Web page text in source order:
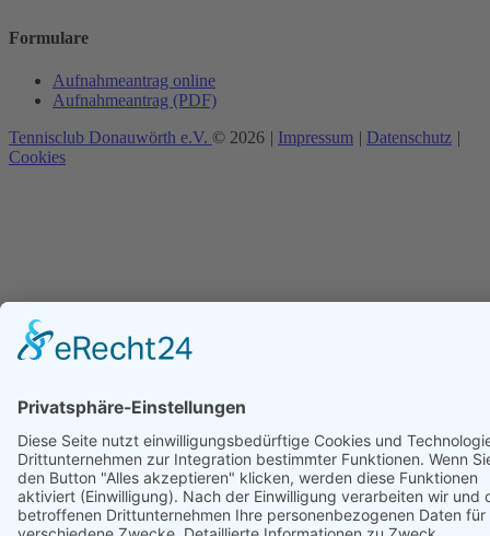
Formulare
Aufnahmeantrag online
Aufnahmeantrag (PDF)
Tennisclub Donauwörth e.V. © 2026 | Impressum | Datenschutz |
Cookies